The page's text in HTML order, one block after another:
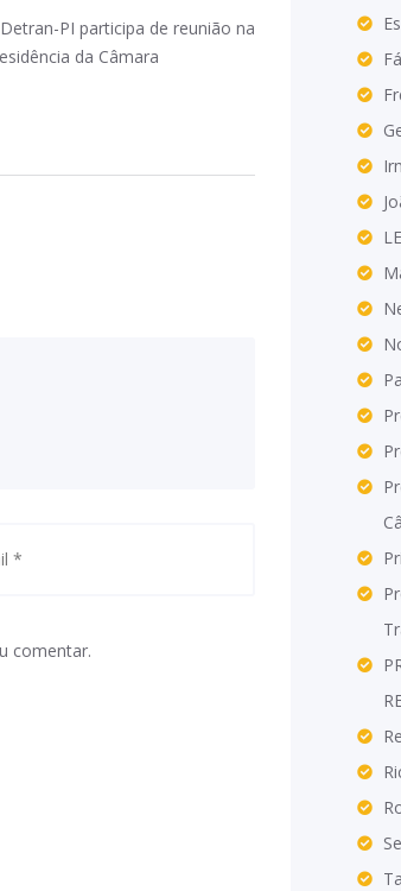
do Detran-PI
de reunião na
comentar.